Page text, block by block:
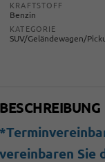
KRAFTSTOFF
Benzin
KATEGORIE
SUV/Geländewagen/
BESCHREIBUNG
vereinbaren Sie